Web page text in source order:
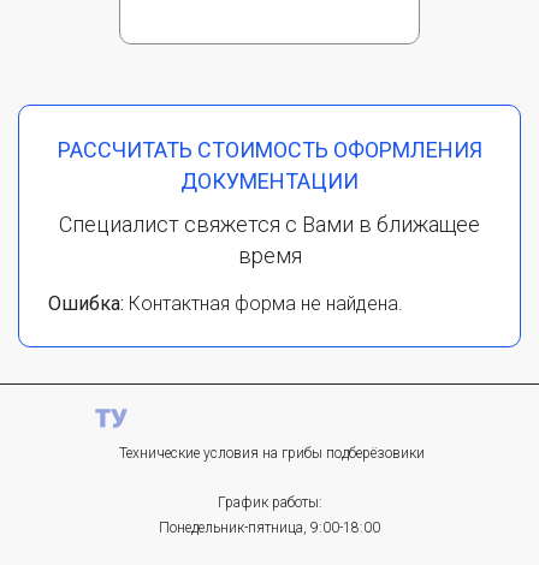
РАССЧИТАТЬ СТОИМОСТЬ ОФОРМЛЕНИЯ
ДОКУМЕНТАЦИИ
Специалист свяжется с Вами в ближащее
время
Ошибка: Контактная форма не найдена.
Технические условия на грибы подберёзовики
График работы:
Понедельник-пятница, 9:00-18:00